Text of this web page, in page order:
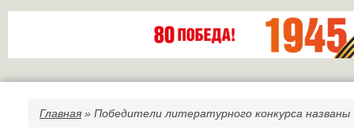
Главная » Победители литературного конкурса названы